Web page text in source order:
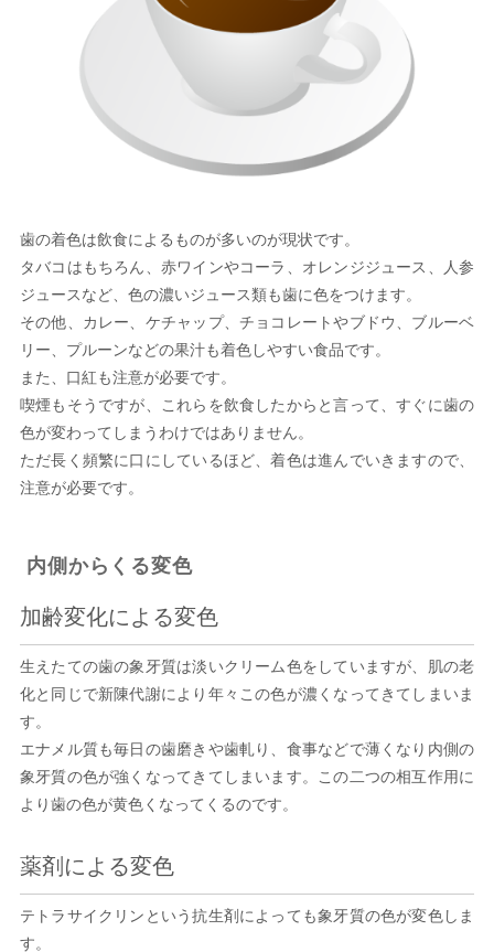
歯の着色は飲食によるものが多いのが現状です。
タバコはもちろん、赤ワインやコーラ、オレンジジュース、人参
ジュースなど、色の濃いジュース類も歯に色をつけます。
その他、カレー、ケチャップ、チョコレートやブドウ、ブルーベ
リー、プルーンなどの果汁も着色しやすい食品です。
また、口紅も注意が必要です。
喫煙もそうですが、これらを飲食したからと言って、すぐに歯の
色が変わってしまうわけではありません。
ただ長く頻繁に口にしているほど、着色は進んでいきますので、
注意が必要です。
内側からくる変色
加齢変化による変色
生えたての歯の象牙質は淡いクリーム色をしていますが、肌の老
化と同じで新陳代謝により年々この色が濃くなってきてしまいま
す。
エナメル質も毎日の歯磨きや歯軋り、食事などで薄くなり内側の
象牙質の色が強くなってきてしまいます。この二つの相互作用に
より歯の色が黄色くなってくるのです。
薬剤による変色
テトラサイクリンという抗生剤によっても象牙質の色が変色しま
す。